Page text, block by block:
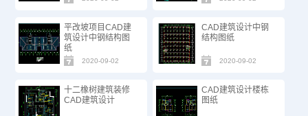
平改坡项目CAD建
筑设计中钢结构图
纸
2020-09-02
CAD建筑设计中钢
结构图纸
2020-09-02
十二橡树建筑装修
CAD建筑设计
CAD建筑设计楼栋
图纸